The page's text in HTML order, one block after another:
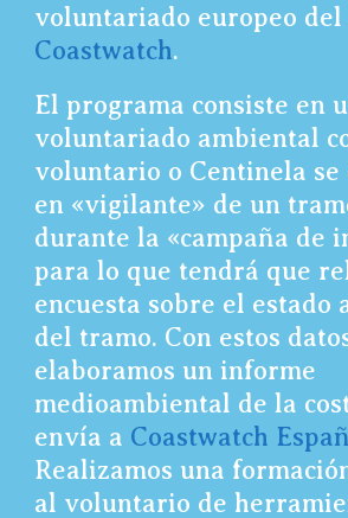
voluntariado europeo
Coastwatch.
El programa consiste en
voluntariado ambiental
voluntario o Centinela
en «vigilante» de un
durante la «campaña de
para lo que tendrá que
encuesta sobre el estado
del tramo. Con estos
elaboramos un informe
medioambiental de la
envía a Coastwatch
Realizamos una
al voluntario de